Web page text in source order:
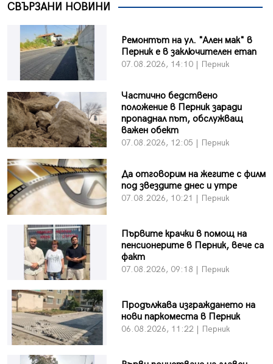
СВЪРЗАНИ НОВИНИ
Ремонтът на ул. "Ален мак" в
Перник е в заключителен етап
07.08.2026, 14:10 | Перник
Частично бедствено
положение в Перник заради
пропаднал път, обслужващ
важен обект
07.08.2026, 12:05 | Перник
Да отговорим на жегите с филм
под звездите днес и утре
07.08.2026, 10:21 | Перник
Първите крачки в помощ на
пенсионерите в Перник, вече са
факт
07.08.2026, 09:18 | Перник
Продължава изграждането на
нови паркоместа в Перник
06.08.2026, 11:22 | Перник